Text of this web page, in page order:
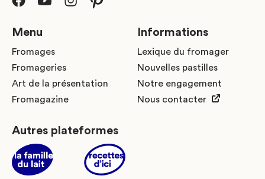
Menu
Fromages
Fromageries
Art de la présentation
Fromagazine
Informations
Lexique du fromager
Nouvelles pastilles
Notre engagement
Nous contacter
Autres plateformes